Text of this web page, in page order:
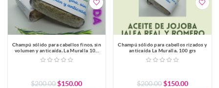
Champú sólido para cabellos finos, sin
volumen y anticaída, La Muralla 100
grs
$200.00 $150.00
Champú sólido para cabellos rizados y
anticaída La Muralla, 100 grs
$200.00 $150.00